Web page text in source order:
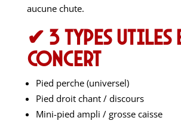
aucune chute.
✔ 3 types utiles
concert
Pied perche (universel)
Pied droit chant / discours
Mini-pied ampli / grosse caisse